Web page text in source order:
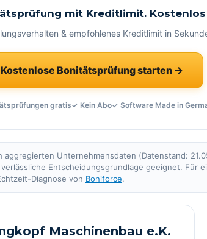
mit Kreditlimit.
& empfohlenes Kreditlimit in
Kostenlose Bonitätsprüfung starten →
gratis✓ Kein Abo✓ Software Made in
Unternehmensdaten (Datenstand:
Entscheidungsgrundlage geeignet. Für
Diagnose von Boniforce.
Maschinenbau e.K.